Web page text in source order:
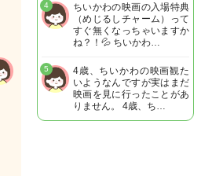
ちいかわの映画の入場特典
（めじるしチャーム）って
すぐ無くなっちゃいますか
ね？！💦 ちいかわ…
4
4歳、ちいかわの映画観た
いようなんですが実はまだ
映画を見に行ったことがあ
りません。 4歳、ち…
5